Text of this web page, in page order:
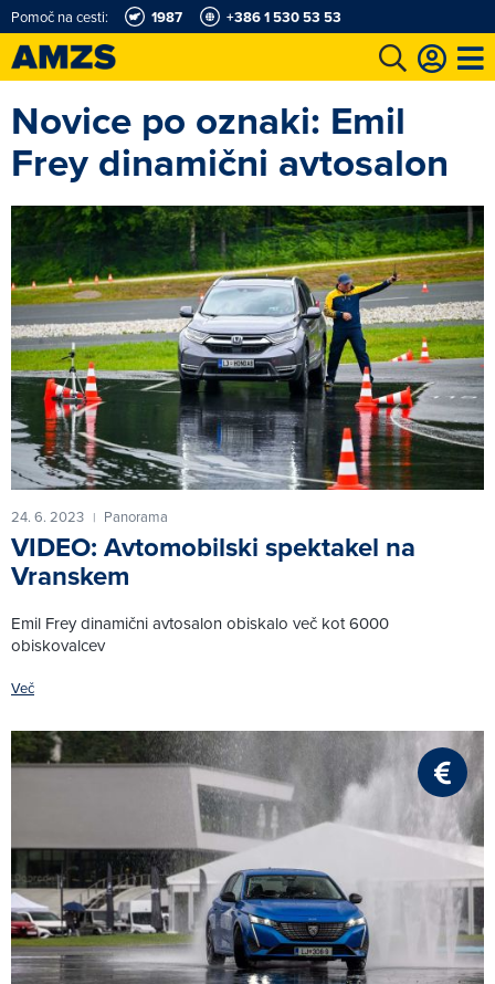
Pomoč na cesti: 1987 +386 1 530 53 53
Karting in motošportni center Najboljši za volanom Moj AMZS
Novice po oznaki: Emil
Frey dinamični avtosalon
24. 6. 2023 | Panorama
VIDEO: Avtomobilski spektakel na
Vranskem
Emil Frey dinamični avtosalon obiskalo več kot 6000
obiskovalcev
Več